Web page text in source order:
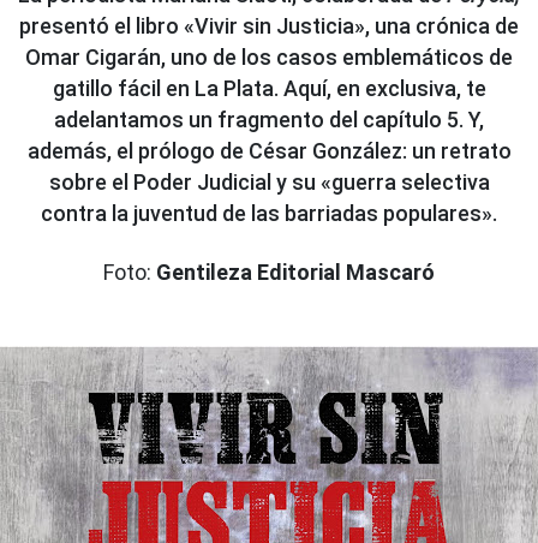
presentó el libro «Vivir sin Justicia», una crónica de
Omar Cigarán, uno de los casos emblemáticos de
gatillo fácil en La Plata. Aquí, en exclusiva, te
adelantamos un fragmento del capítulo 5. Y,
además, el prólogo de César González: un retrato
sobre el Poder Judicial y su «guerra selectiva
contra la juventud de las barriadas populares».
Foto: Gentileza Editorial Mascaró